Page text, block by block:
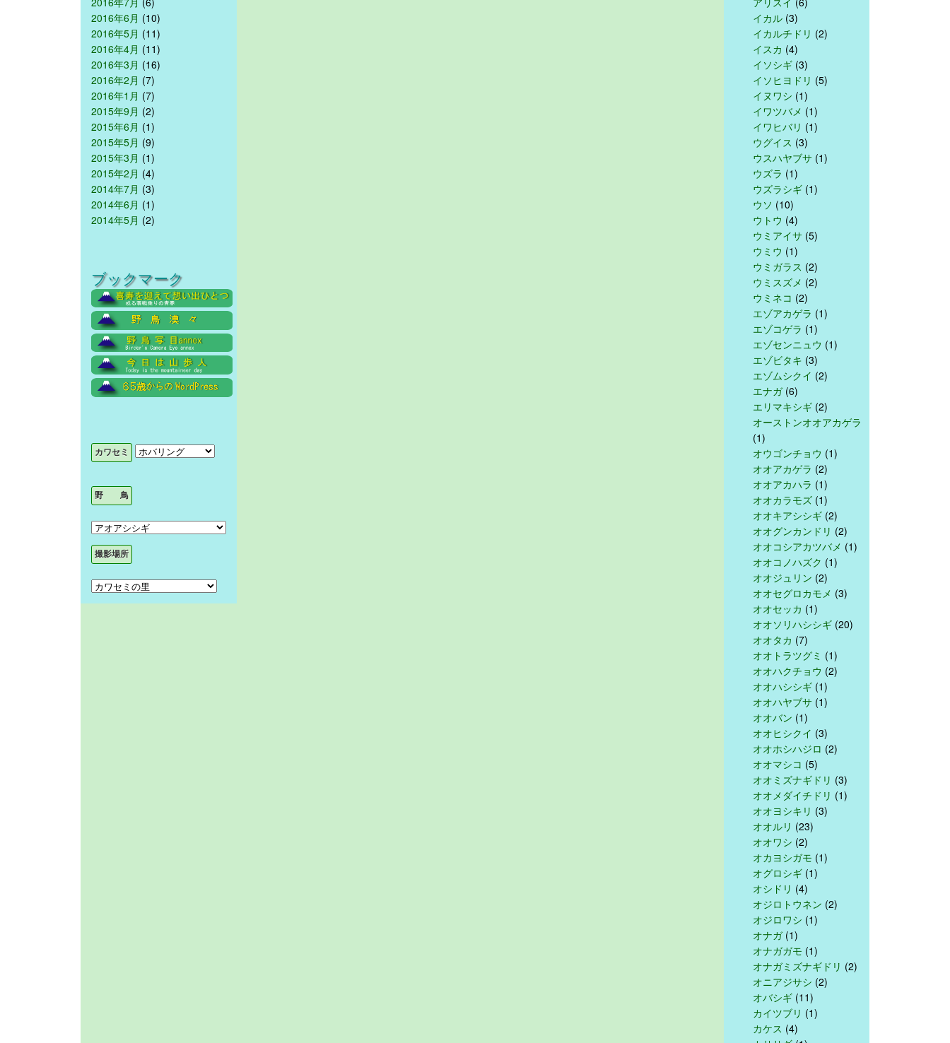
2016年6月 (10)
2016年5月 (11)
2016年4月 (11)
2016年3月 (16)
2016年2月 (7)
2016年1月 (7)
2015年9月 (2)
2015年6月 (1)
2015年5月 (9)
2015年3月 (1)
2015年2月 (4)
2014年7月 (3)
2014年6月 (1)
2014年5月 (2)
ブックマーク
イカル (3)
イカルチドリ (2)
イスカ (4)
イソシギ (3)
イソヒヨドリ (5)
イヌワシ (1)
イワツバメ (1)
イワヒバリ (1)
ウグイス (3)
ウスハヤブサ (1)
ウズラ (1)
ウズラシギ (1)
ウソ (10)
ウトウ (4)
ウミアイサ (5)
ウミウ (1)
ウミガラス (2)
ウミスズメ (2)
ウミネコ (2)
エゾアカゲラ (1)
エゾコゲラ (1)
エゾセンニュウ (1)
エゾビタキ (3)
エゾムシクイ (2)
エナガ(6)
エリマキシギ (2)
オーストンオオアカゲラ
(1)
オウゴンチョウ (1)
オオアカゲラ (2)
オオアカハラ (1)
オオカラモズ (1)
オオキアシシギ (2)
オオグンカンドリ (2)
オオコシアカツバメ (1)
オオコノハズク (1)
オオジュリン (2)
オオセグロカモメ (3)
オオセッカ (1)
オオソリハシシギ (20)
オオタカ (7)
オオトラツグミ (1)
オオハクチョウ (2)
オオハシシギ (1)
オオハヤブサ (1)
オオバン (1)
オオヒシクイ (3)
オオホシハジロ (2)
オオマシコ (5)
オオミズナギドリ (3)
オオメダイチドリ (1)
オオヨシキリ (3)
オオルリ (23)
オオワシ (2)
オカヨシガモ (1)
オグロシギ (1)
オシドリ (4)
オジロトウネン (2)
オジロワシ (1)
オナガ(1)
オナガガモ (1)
オナガミズナギドリ (2)
オニアジサシ (2)
オバシギ (11)
カイツブリ (1)
カケス (4)